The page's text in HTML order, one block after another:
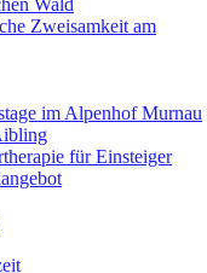
Wald
Zweisamkeit am
im Alpenhof Murnau
für Einsteiger